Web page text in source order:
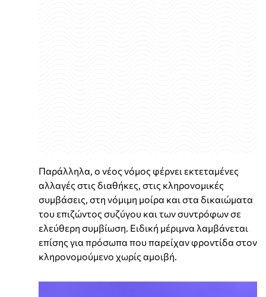
Παράλληλα, ο νέος νόμος φέρνει εκτεταμένες
αλλαγές στις διαθήκες, στις κληρονομικές
συμβάσεις, στη νόμιμη μοίρα και στα δικαιώματα
του επιζώντος συζύγου και των συντρόφων σε
ελεύθερη συμβίωση. Ειδική μέριμνα λαμβάνεται
επίσης για πρόσωπα που παρείχαν φροντίδα στον
κληρονομούμενο χωρίς αμοιβή.